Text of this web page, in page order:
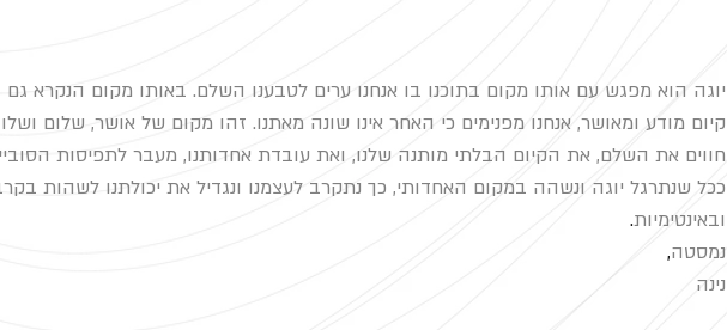
יוגה הוא מפגש עם אותו מקום בתוכנו בו אנחנו ערים לטבענו השלם. באותו מקום הנקרא
קיום מודע ומאושר, אנחנו מפנימים כי האחר אינו שונה מאתנו. זהו מקום של אושר, שלום
חווים את השלם, את הקיום הבלתי מותנה שלנו, ואת עובדת אחדותנו, מעבר לתפיסות
ככל שנתרגל יוגה ונשהה במקום האחדותי, כך נתקרב לעצמנו ונגדיל את יכולתנו לשהות
ובאינטימיות.
נמסטה,
נינה